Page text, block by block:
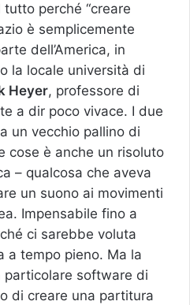
perché “creare
è semplicemente
dell’America, in
la locale università di
Heyer, professore di
a dir poco vivace. I due
un vecchio pallino di
cose è anche un risoluto
– qualcosa che aveva
un suono ai movimenti
Impensabile fino a
ci sarebbe voluta
a tempo pieno. Ma la
particolare software di
di creare una partitura